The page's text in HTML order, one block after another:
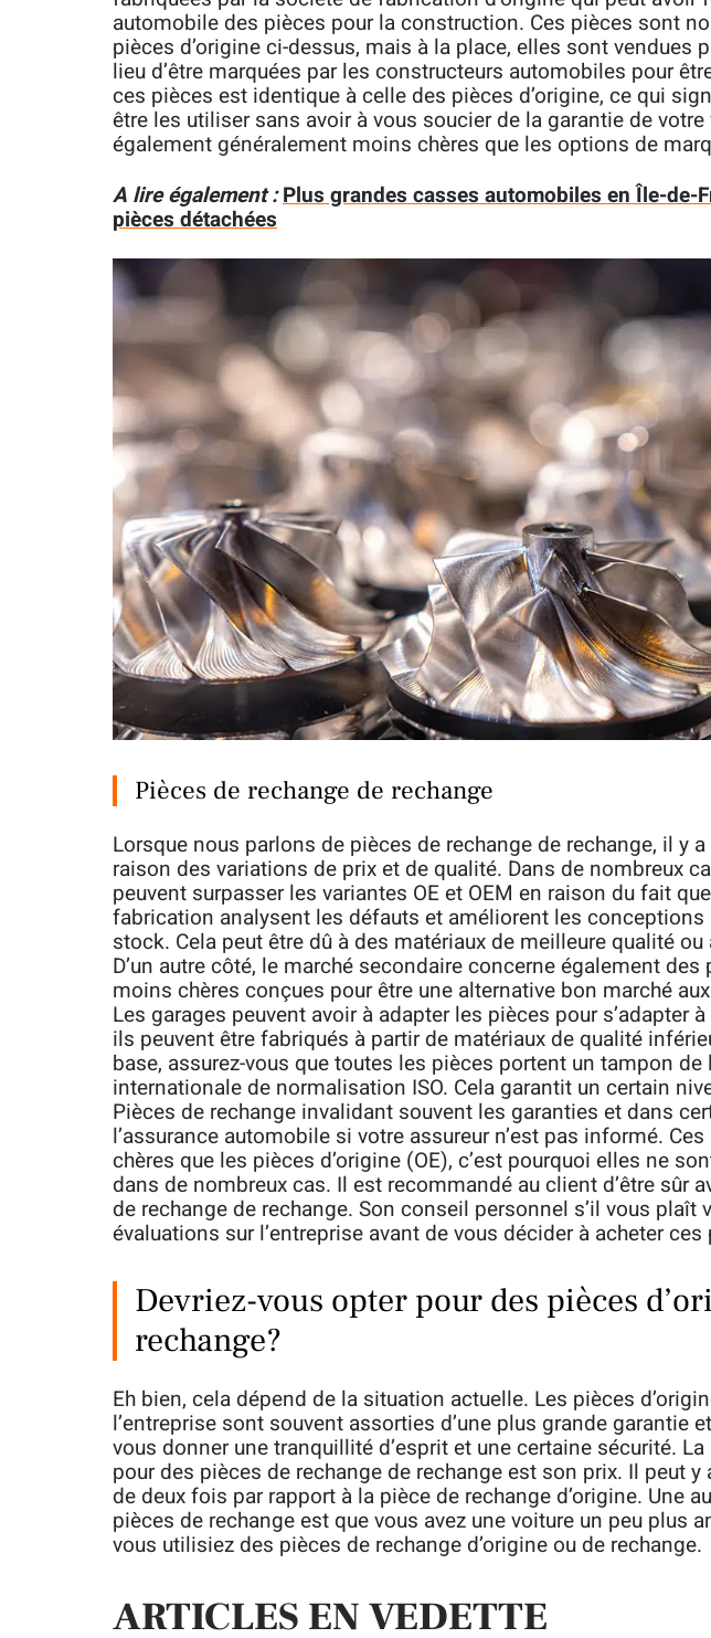
automobile des pièces pour la construction. Ces pièces sont
pièces d’origine ci-dessus, mais à la place, elles sont vendues
lieu d’être marquées par les constructeurs automobiles pour
ces pièces est identique à celle des pièces d’origine, ce qui
être les utiliser sans avoir à vous soucier de la garantie de
également généralement moins chères que les options de
A lire également :Plus grandes casses automobiles en Île-de-
pièces détachées
Pièces de rechange de rechange
Lorsque nous parlons de pièces de rechange de rechange, il y
raison des variations de prix et de qualité. Dans de nombreux
peuvent surpasser les variantes OE et OEM en raison du fait
fabrication analysent les défauts et améliorent les conceptions
stock. Cela peut être dû à des matériaux de meilleure qualité
D’un autre côté, le marché secondaire concerne également
moins chères conçues pour être une alternative bon marché
Les garages peuvent avoir à adapter les pièces pour s’adapter
ils peuvent être fabriqués à partir de matériaux de qualité
base, assurez-vous que toutes les pièces portent un tampon de
internationale de normalisation ISO. Cela garantit un certain
Pièces de rechange invalidant souvent les garanties et dans
l’assurance automobile si votre assureur n’est pas informé.
chères que les pièces d’origine (OE), c’est pourquoi elles ne
dans de nombreux cas. Il est recommandé au client d’être sûr
de rechange de rechange. Son conseil personnel s’il vous plaît
évaluations sur l’entreprise avant de vous décider à acheter ces
Devriez-vous opter pour des pièces
rechange?
Eh bien, cela dépend de la situation actuelle. Les pièces
l’entreprise sont souvent assorties d’une plus grande garantie
vous donner une tranquillité d’esprit et une certaine sécurité.
pour des pièces de rechange de rechange est son prix. Il peut
de deux fois par rapport à la pièce de rechange d’origine. Une
pièces de rechange est que vous avez une voiture un peu plus
vous utilisiez des pièces de rechange d’origine ou de rechange.
ARTICLES EN VEDETTE